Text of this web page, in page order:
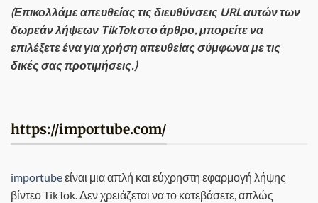
(Επικολλάμε απευθείας τις διευθύνσεις URL αυτών των
δωρεάν λήψεων TikTok στο άρθρο, μπορείτε να
επιλέξετε ένα για χρήση απευθείας σύμφωνα με τις
δικές σας προτιμήσεις.)
https://importube.com/
importubeείναι μια απλή και εύχρηστη εφαρμογή λήψης
βίντεο TikTok. Δεν χρειάζεται να το κατεβάσετε, απλώς